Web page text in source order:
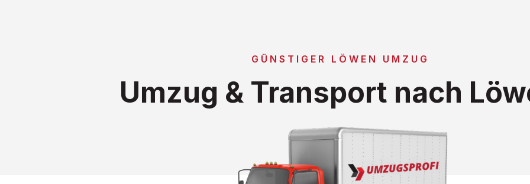
GÜNSTIGER LÖWEN UMZUG
Umzug & Transport nach